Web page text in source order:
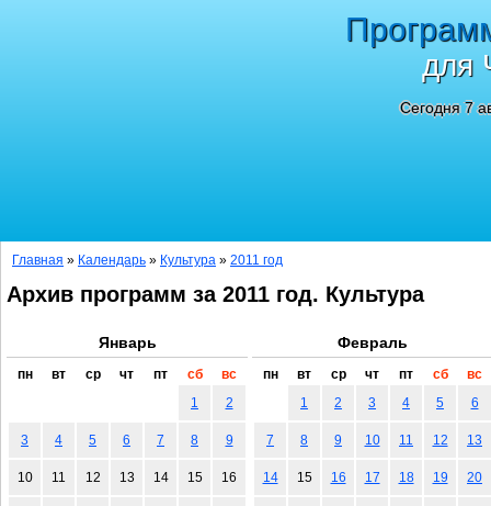
для
Сегодня 7
Главная » Календарь » Культура » 2011 год
Архив программ за 2011 год. Культура
Январь
пн вт ср чт пт сб
вс
1
2
3 4 5 6 7 8 9
10 11 12 13 14 15 16
Февраль
пн вт ср чт пт сб
вс
1
2 3 4 5 6
7 8 9 10 11 12 13
14 15 16 17 18 19 20